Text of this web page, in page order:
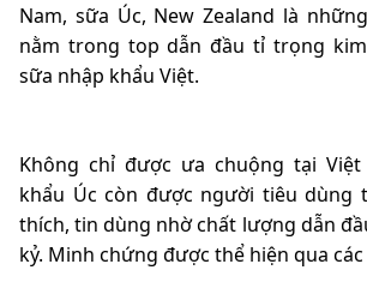
Nam, sữa Úc, New Zealand là
nằm trong top dẫn đầu tỉ trọng
sữa nhập khẩu Việt.
Không chỉ được ưa chuộng tại
khẩu Úc còn được người tiêu dùng
thích, tin dùng nhờ chất lượng dẫn
kỷ. Minh chứng được thể hiện qua các